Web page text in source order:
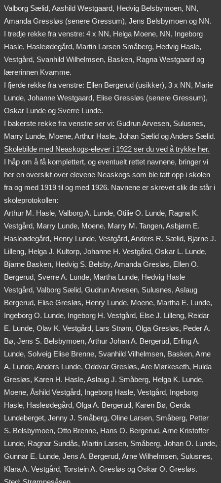
Valborg Sælid, Aashild Westgaard, Hedvig Belsbymoen, NN,
Amanda Gressløs (senere Gressum), Jens Belsbymoen og NN.
I tredje rekke fra venstre: 4 x NN, Helga Moene, NN, Ingeborg
Hasle, Hasleødegård, Martin Larsen Småberg, Hedvig Hasle,
Vestgård, Svanhild Wilhelmsen, Basken, Ragna Westgaard og
lærerinnen Kvamme.
I fjerde rekke fra venstre: Ellen Bergerud (usikker), 3 x NN, Marie
Lunde, Johanne Westgaard, Elise Gressløs (senere Gressum),
Oskar Lunde og Sverre Lunde.
I bakerste rekke fra venstre ser vi: Gudrun Arvesen, Sulusnes,
Marry Lunde, Moene, Arthur Hasle, Johan Sælid og Anders Sælid.
Skolebilde med Neaskogs-elever i 1922 ser du ved å trykke her.
I håp om å få komplettert, og eventuelt rettet navnene, bringer vi
her en oversikt over elevene Neaskogs som ble tatt opp i skolen
fra og med 1919 til og med 1926. Navnene er skrevet slik de står i
skoleprotokollen:
Arthur M. Hasle, Valborg A. Lunde, Otilie O. Lunde, Ragna K.
Vestgård, Marry Lunde, Moene, Marry M. Tangen, Asbjørn E.
Hasleødegård, Henry Lunde, Vestgård, Anders R. Sælid, Bjarne J.
Lilleng, Helga J. Kultorp, Johanne H. Vestgård, Oskar L. Lunde,
Bjarne Basken, Hedvig S. Belsby, Amanda Gresløs, Ellen O.
Bergerud, Sverre A. Lunde, Martha Lunde, Hedvig Hasle
Vestgård, Valborg Sælid, Gudrun Arvesen, Sulusnes, Aslaug
Bergerud, Elise Gresløs, Henry Lunde, Moene, Martha E. Lunde,
Ingeborg O. Lunde, Ingeborg H. Vestgård, Else J. Lilleng, Reidar
E. Lunde, Olav K. Vestgård, Lars Strøm, Olga Gresløs, Peder A.
Bø, Jens S. Belsbymoen, Arthur Johan A. Bergerud, Erling A.
Lunde, Solveig Elise Brenne, Svanhild Vilhelmsen, Basken, Arne
A. Lunde, Anders Lunde, Oddvar Gresløs, Are Mørkeseth, Hulda
Gresløs, Karen H. Hasle, Aslaug J. Småberg, Helga K. Lunde,
Moene, Åshild Vestgård, Ingeborg Hasle, Vestgård, Ingeborg
Hasle, Hasleødegård, Olga A. Bergerud, Karen Bø, Gerda
Lundeberget, Jenny J. Småberg, Oline Larsen, Småberg, Petter
S. Belsbymoen, Otto Brenne, Hans O. Bergerud, Arne Kristoffer
Lunde, Ragnar Sundås, Martin Larsen, Småberg, Johan O. Lunde,
Gunnar E. Lunde, Jens A. Bergerud, Arne Wilhelmsen, Sulusnes,
Klara A. Vestgård, Torstein A. Gresløs og Oskar O. Gresløs.